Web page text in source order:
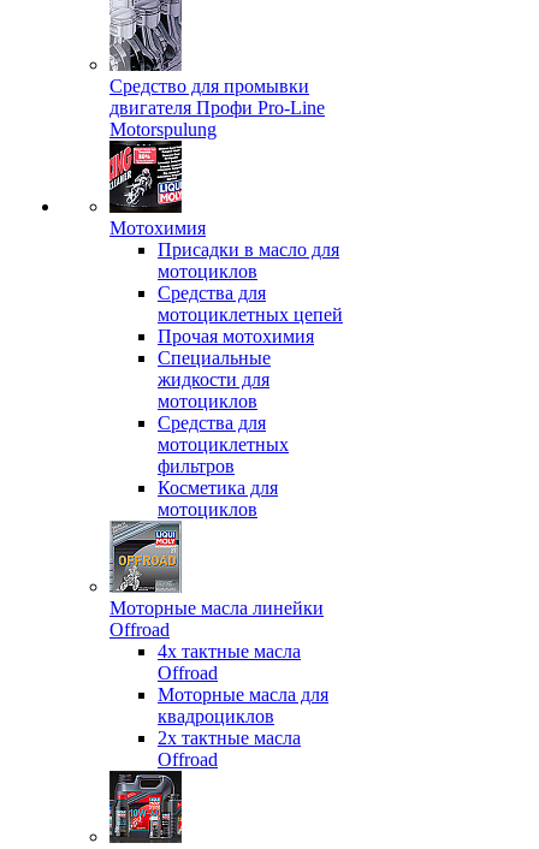
Средство для промывки
двигателя Профи Pro-Line
Motorspulung
Мотохимия
Присадки в масло для
мотоциклов
Средства для
мотоциклетных цепей
Прочая мотохимия
Специальные
жидкости для
мотоциклов
Средства для
мотоциклетных
фильтров
Косметика для
мотоциклов
Моторные масла линейки
Offroad
4х тактные масла
Offroad
Моторные масла для
квадроциклов
2х тактные масла
Offroad